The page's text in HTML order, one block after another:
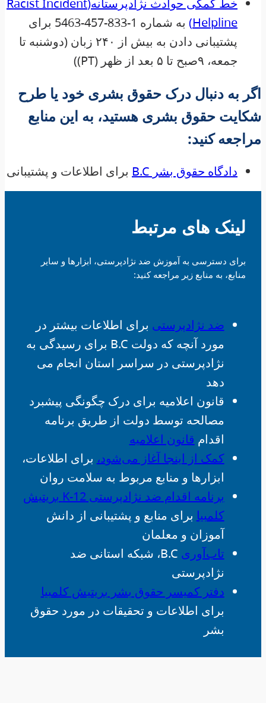
Helpline)
به شماره 1-833-457-5463 برای
پشتیبانی دادن به بیش از ۲۴۰ زبان (دوشنبه تا
جمعه، ۹صبح تا ۵ بعد از ظهر (PT))
اگر به دنبال درک حقوق بشری خود یا طرح
شکایت حقوق بشری هستید، به این منابع
مراجعه کنید:
دادگاه حقوق بشر B.C برای اطلاعات و پشتیبانی
لینک های مرتبط
برای دسترسی به آموزش ضد نژادپرستی، ابزارها و سایر
منابع، به منابع زیر مراجعه کنید:
ضد نژادپرستی برای اطلاعات بیشتر در
مورد آنچه که دولت B.C برای رسیدگی به
نژادپرستی در سراسر استان انجام می
دهد
قانون اعلامیه برای درک چگونگی پیشبرد
مصالحه توسط دولت از طریق برنامه
اقدام قانون اعلامیه
کمک از اینجا آغاز می‌شود، برای اطلاعات،
ابزارها و منابع مربوط به سلامت روان
برنامه اقدام ضد نژادپرستی K-12 بریتیش
کلمبیا برای منابع و پشتیبانی از دانش
آموزان و معلمان
تاب‌آوری
B.C، شبکه استانی ضد
نژادپرستی
دفتر کمیسر حقوق بشر بریتیش کلمبیا
برای اطلاعات و تحقیقات در مورد حقوق
بشر